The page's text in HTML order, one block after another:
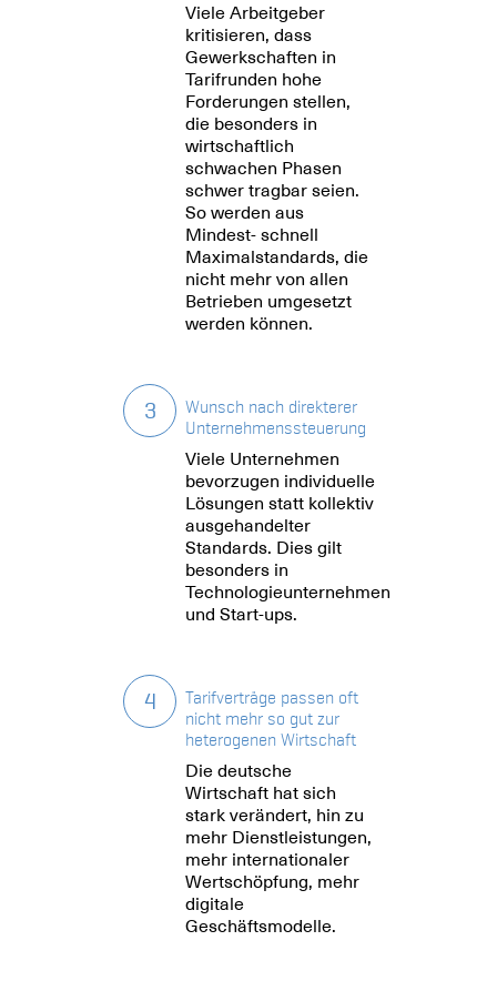
Viele Arbeitgeber
kritisieren, dass
Gewerkschaften in
Tarifrunden hohe
Forderungen stellen,
die besonders in
wirtschaftlich
schwachen Phasen
schwer tragbar seien.
So werden aus
Mindest- schnell
Maximalstandards, die
nicht mehr von allen
Betrieben umgesetzt
werden können.
3
Wunsch nach direkterer
Unternehmenssteuerung
Viele Unternehmen
bevorzugen individuelle
Lösungen statt kollektiv
ausgehandelter
Standards. Dies gilt
besonders in
Technologieunternehmen
und Start-ups.
4
Tarifverträge passen oft
nicht mehr so gut zur
heterogenen Wirtschaft
Die deutsche
Wirtschaft hat sich
stark verändert, hin zu
mehr Dienstleistungen,
mehr internationaler
Wertschöpfung, mehr
digitale
Geschäftsmodelle.